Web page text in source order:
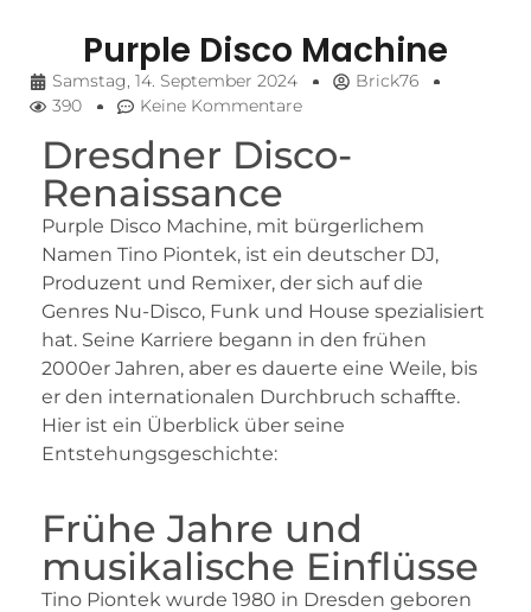
Purple Disco Machine
Samstag, 14. September 2024
Brick76
390
Keine Kommentare
Dresdner Disco-
Renaissance
Purple Disco Machine, mit bürgerlichem
Namen Tino Piontek, ist ein deutscher DJ,
Produzent und Remixer, der sich auf die
Genres Nu-Disco, Funk und House spezialisiert
hat. Seine Karriere begann in den frühen
2000er Jahren, aber es dauerte eine Weile, bis
er den internationalen Durchbruch schaffte.
Hier ist ein Überblick über seine
Entstehungsgeschichte:
Frühe Jahre und
musikalische Einflüsse
Tino Piontek wurde 1980 in Dresden geboren